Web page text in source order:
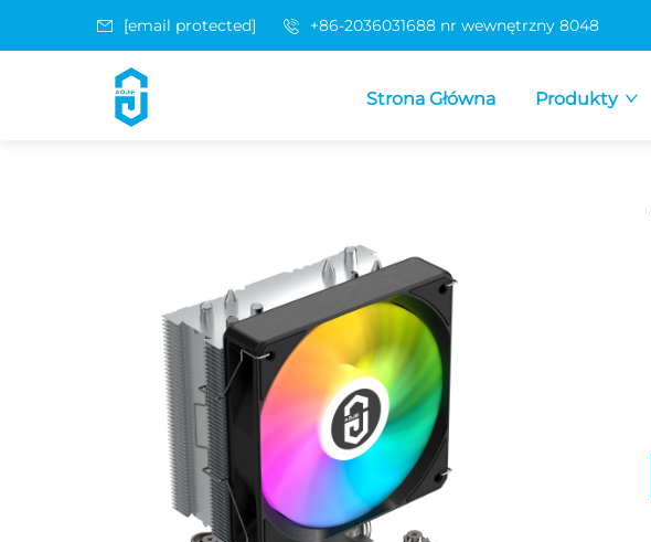
[email protected] +86-2036031688 nr wewnętrzny 8048
Strona Główna Produkty